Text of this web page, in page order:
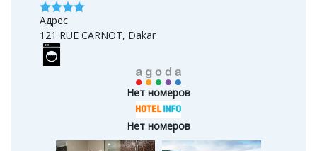
Адрес
121 RUE CARNOT, Dakar
Нет номеров
Нет номеров